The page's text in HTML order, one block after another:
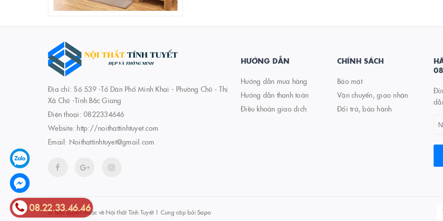
Địa chỉ: Số 539 -Tổ Dân Phố Minh Khai - Phường Chũ - Thị
Xã Chũ -Tỉnh Bắc Giang
Điện thoại: 0822334646
Website: http://noithattinhtuyet.com
Email: Noithattinhtuyet@gmail.com
HƯỚNG DẪN
Hướng dẫn mua hàng
Hướng dẫn thanh toán
Điều khoản giao dịch
CHÍNH SÁCH
Bảo mật
Vận chuyển, giao nhận
Đổi trả, bảo hành
© Bản quyền thuộc vềNội thất Tính Tuyết | Cung cấp bởi Sapo
08.22.33.46.46